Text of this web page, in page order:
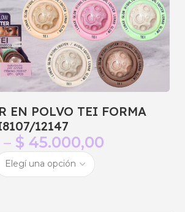
EN POLVO TEI FORMA
12147
– $ 45.000,00